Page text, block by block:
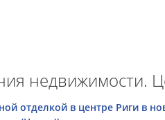
недвижимости.
отделкой в центре Риги в